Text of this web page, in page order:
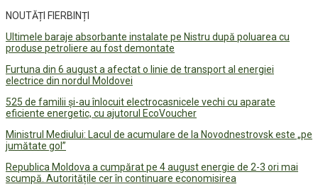
NOUTĂȚI FIERBINȚI
Ultimele baraje absorbante instalate pe Nistru după poluarea cu
produse petroliere au fost demontate
Furtuna din 6 august a afectat o linie de transport al energiei
electrice din nordul Moldovei
525 de familii și-au înlocuit electrocasnicele vechi cu aparate
eficiente energetic, cu ajutorul EcoVoucher
Ministrul Mediului: Lacul de acumulare de la Novodnestrovsk este „pe
jumătate gol”
Republica Moldova a cumpărat pe 4 august energie de 2-3 ori mai
scumpă. Autoritățile cer în continuare economisirea